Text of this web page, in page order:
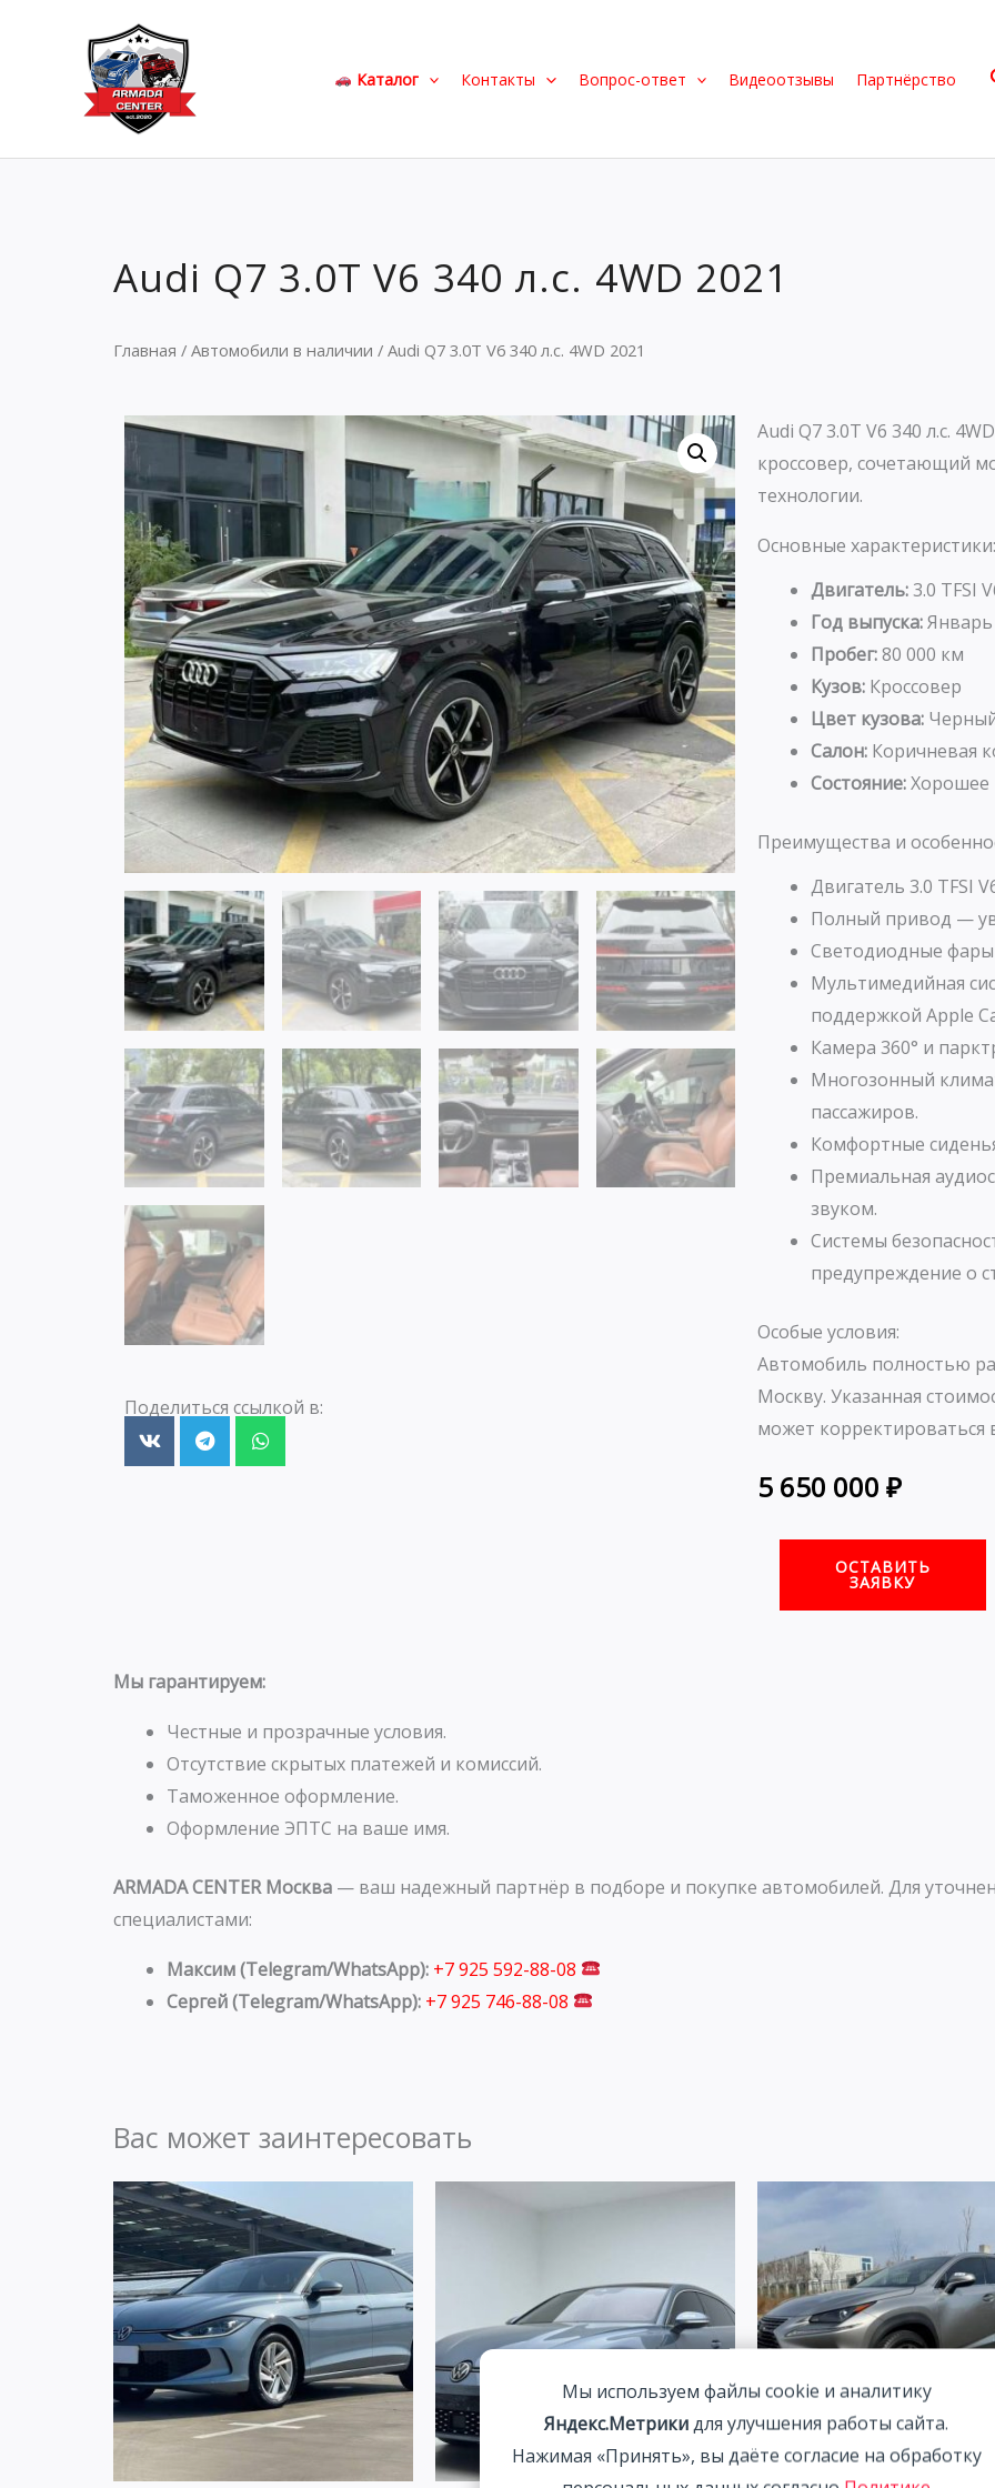
содержимому
Каталог Контакты Вопрос-ответ Видеоотзывы Партнёрство
Audi Q7 3.0T V6 340 л.с. 4WD 2021
Главная / Автомобили в наличии / Audi Q7 3.0T V6 340 л.с. 4WD 2021
Поделиться ссылкой в:
Audi Q7 3.0T V6 340 л.с.
кроссовер, сочетающий
технологии.
Основные характеристики:
Двигатель:3.0 TFSI
Год выпуска:Январь
Пробег:80 000 км
Кузов: Кроссовер
Цвет кузова:
Салон: Коричневая
Состояние:Хорошее
Преимущества и
Двигатель 3.0 TFSI
Полный привод —
Светодиодные фары
Мультимедийная
поддержкой Apple
Камера 360° и
Многозонный
пассажиров.
Комфортные
Премиальная
звуком.
Системы
предупреждение о
Особые условия:
Автомобиль полностью
Москву. Указанная
может корректироваться
5 650 000 ₽
ОСТАВИТЬ
ЗАЯВКУ
Мы гарантируем:
Честные и прозрачные условия.
Отсутствие скрытых платежей и комиссий.
Таможенное оформление.
Оформление ЭПТС на ваше имя.
ARMADA CENTER Москва — ваш надежный партнёр в подборе и покупке автомобилей. Для
специалистами:
Максим (Telegram/WhatsApp): +7 925 592-88-08
Сергей (Telegram/WhatsApp): +7 925 746-88-08
Вас может заинтересовать
Мы используем файлы cookie и аналитику
Яндекс.Метрикидля улучшения работы сайта.
Нажимая «Принять», вы даёте согласие на обработку